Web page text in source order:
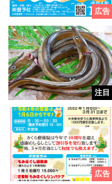
広告
注目
広告